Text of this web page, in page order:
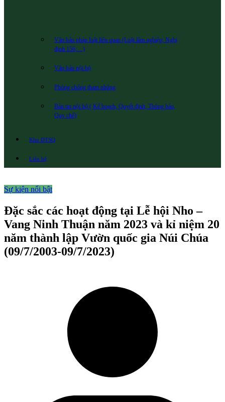
Văn bản pháp luật liên quan (Luật lâm nghiệp; Nghị
định 156;…)
Văn bản nội bộ
Phòng chống tham nhũng
Bản tin nội bộ ( Kế hoạch, Quyết định, Thông báo,
Quy chế)
Khu DTSQ
Liên hệ
Sự kiện nổi bật
Đặc sắc các hoạt động tại Lễ hội Nho –
Vang Ninh Thuận năm 2023 và kỉ niệm 20
năm thành lập Vườn quốc gia Núi Chúa
(09/7/2003-09/7/2023)